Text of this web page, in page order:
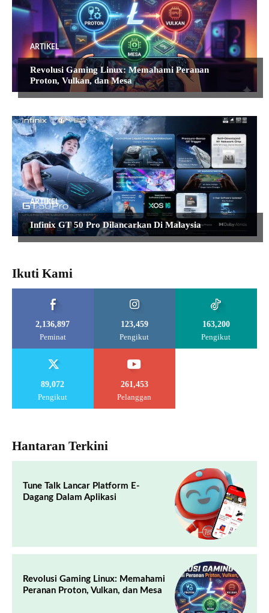
ARTIKEL
Revolusi Gaming Linux: Memahami Peranan
Proton, Vulkan, dan Mesa
ARTIKEL
Infinix GT 50 Pro Dilancarkan Di Malaysia
Ikuti Kami
2,136,897
Peminat
123,459
Pengikut
163,200
Pengikut
89,072
Pengikut
261,453
Pelanggan
Hantaran Terkini
Tune Talk Lancar Platform E-
Dagang Dalam Aplikasi
Revolusi Gaming Linux: Memahami
Peranan Proton, Vulkan, dan Mesa